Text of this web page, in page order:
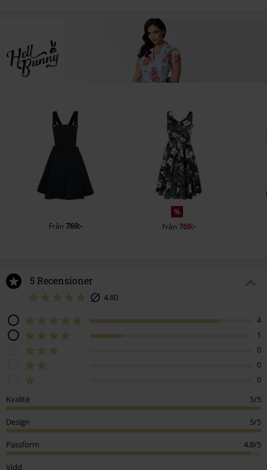
Från769:-
%
Från769:-
5 Recensioner
4.80
4
1
0
0
0
Kvalité
5/5
Design 5/5
Passform 4.8/5
Vidd